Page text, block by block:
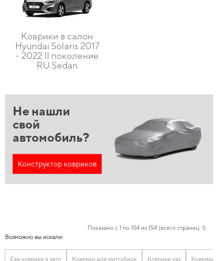
Коврики в салон
Hyundai Solaris 2017
- 2022 II поколение
RU Sedan
Не нашли
свой
автомобиль?
Конструктор ковриков
Показано с 1 по 154 из 154 (всего страниц: 1)
Возможно вы искали:
Ева коврики в авто Коврики для митсубиси Коврики уаз Коврики